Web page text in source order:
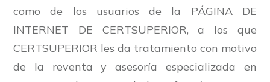
como de los usuarios de la PÁGINA DE
INTERNET DE CERTSUPERIOR, a los que
CERTSUPERIOR les da tratamiento con motivo
de la reventa y asesoría especializada en